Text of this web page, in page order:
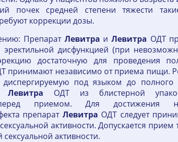
почек средней степени тяжести
коррекции дозы.
Препарат Левитра иЛевитра ОДТ
дисфункцией (при
достаточную для проведения
принимают независимо от приема пищи.
диспергируемую под языком до полного
Левитра ОДТ из блистерной
перед приемом. Для достижения
препарат Левитра ОДТ следует
активности. Допускается прием
активности.